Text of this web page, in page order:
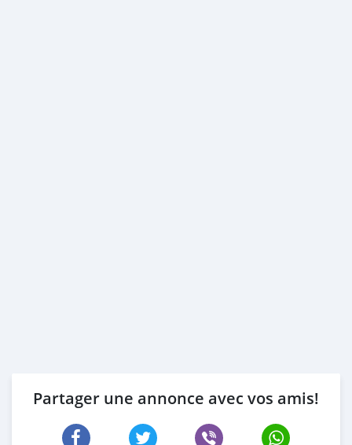
Partager une annonce avec vos amis!